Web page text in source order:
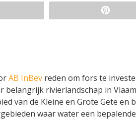
AB InBevreden om fors te
belangrijk rivierlandschap in
van de Kleine en Grote Gete en
waar water een